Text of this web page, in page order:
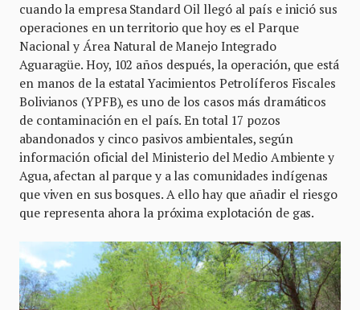
cuando la empresa Standard Oil llegó al país e inició sus
operaciones en un territorio que hoy es el Parque
Nacional y Área Natural de Manejo Integrado
Aguaragüe. Hoy, 102 años después, la operación, que está
en manos de la estatal Yacimientos Petrolíferos Fiscales
Bolivianos (YPFB), es uno de los casos más dramáticos
de contaminación en el país. En total 17 pozos
abandonados y cinco pasivos ambientales, según
información oficial del Ministerio del Medio Ambiente y
Agua, afectan al parque y a las comunidades indígenas
que viven en sus bosques. A ello hay que añadir el riesgo
que representa ahora la próxima explotación de gas.